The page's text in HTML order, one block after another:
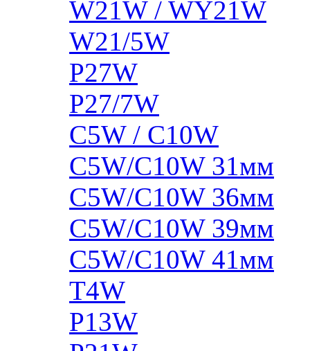
W21W / WY21W
W21/5W
P27W
P27/7W
C5W / C10W
C5W/C10W 31мм
C5W/C10W 36мм
C5W/C10W 39мм
C5W/C10W 41мм
T4W
P13W